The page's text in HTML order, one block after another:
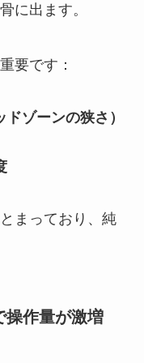
に出ます。
要です：
ゾーンの狭さ）
まっており、純
操作量が激増